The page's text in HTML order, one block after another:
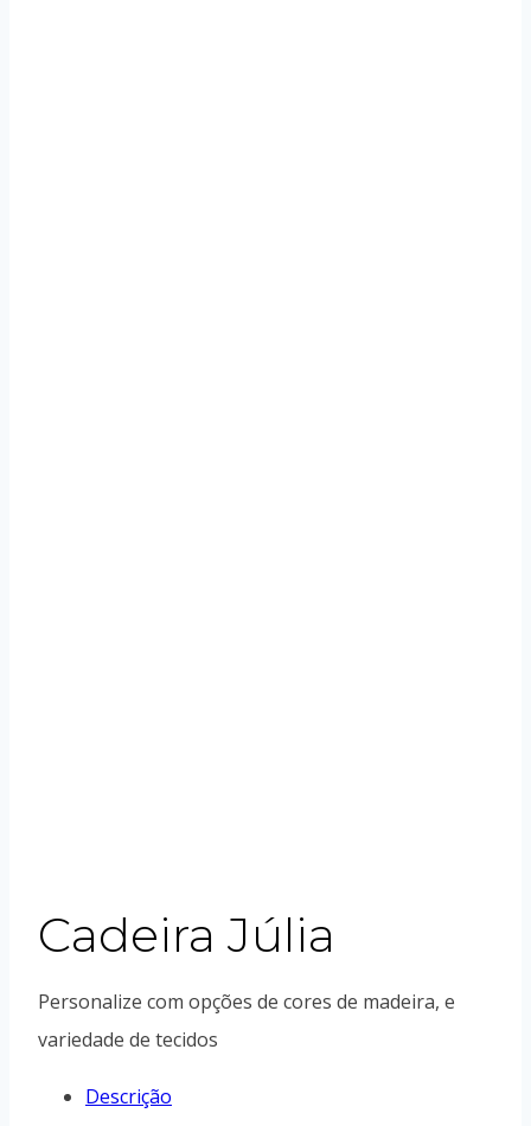
Cadeira Júlia
Personalize com opções de cores de madeira, e
variedade de tecidos
Descrição